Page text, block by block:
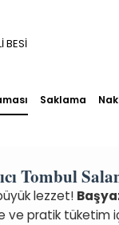
BESİ
Saklama
Tombul
lezzet!
ve pratik tüketim